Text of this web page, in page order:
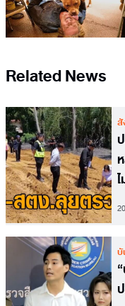
Related News
บั